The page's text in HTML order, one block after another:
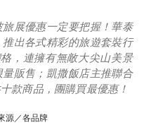
展優惠一定要把握！華泰
出各式精彩的旅遊套裝行
，連擁有無敵大尖山美景
販售；凱撒飯店主推聯合
款商品，團購買最優惠！
源／各品牌